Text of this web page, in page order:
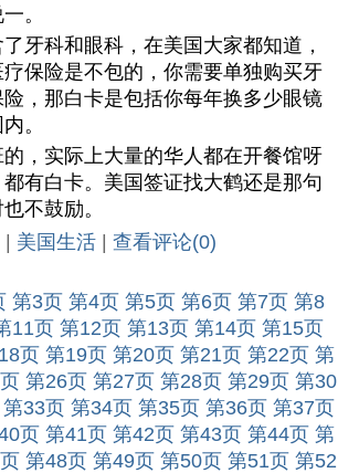
。
牙科和眼科，在美国大家都知道，
保险是不包的，你需要单独购买牙
，那白卡是包括你每年换多少眼镜
。
，实际上大量的华人都在开餐馆呀
有白卡。美国签证找大鹤还是那句
不鼓励。
美国生活
查看评论(0)
第3页 第4页 第5页 第6页 第7页 第8
11页 第12页 第13页 第14页 第15页
页 第19页 第20页 第21页 第22页 第
第26页 第27页 第28页 第29页 第30
第33页 第34页 第35页 第36页 第37页
页 第41页 第42页 第43页 第44页 第
第48页 第49页 第50页 第51页 第52